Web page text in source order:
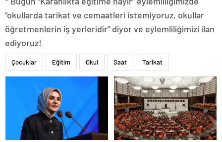
“okullarda tarikat ve cemaatleri istemiyoruz, okullar
öğretmenlerin iş yerleridir” diyor ve eylemliliğimizi ilan
ediyoruz!
Çocuklar Eğitim Okul Saat Tarikat